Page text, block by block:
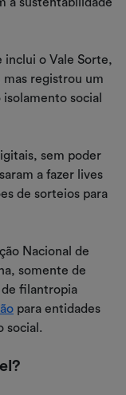
inclui o Vale Sorte,
registrou um
social
sem poder
a fazer lives
de sorteios para
Nacional de
somente de
filantropia
para entidades
social.